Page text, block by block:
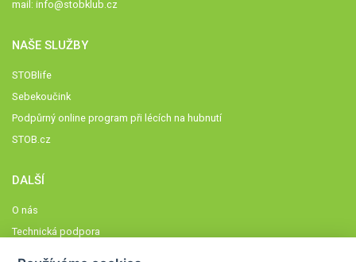
mail: info@stobklub.cz
NAŠE SLUŽBY
STOBlife
Sebekoučink
Podpůrný online program při lécích na hubnutí
STOB.cz
DALŠÍ
O nás
Technická podpora